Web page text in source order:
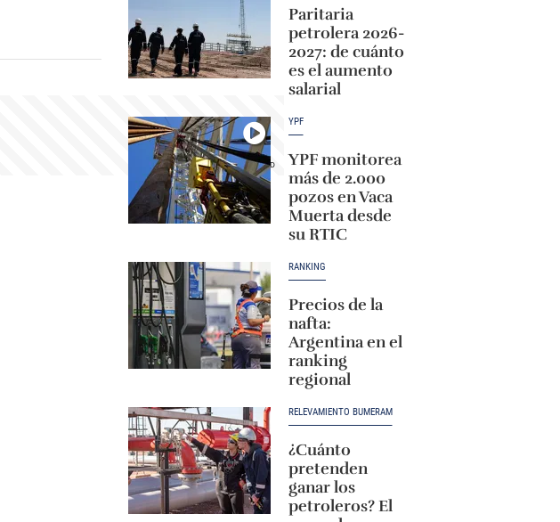
Paritaria
petrolera 2026-
2027: de cuánto
es el aumento
salarial
YPF
YPF monitorea
más de 2.000
pozos en Vaca
Muerta desde
su RTIC
RANKING
Precios de la
nafta:
Argentina en el
ranking
regional
RELEVAMIENTO BUMERAM
¿Cuánto
pretenden
ganar los
petroleros? El